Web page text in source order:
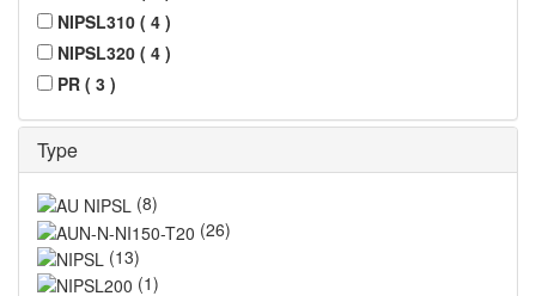
NIPSL310 ( 4 )
NIPSL320 ( 4 )
PR ( 3 )
Type
(8)
(26)
(13)
(1)